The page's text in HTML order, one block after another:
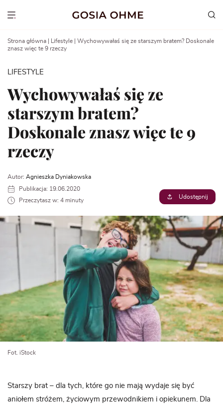
Show menu
Strona główna Lifestyle
Wychowywałaś się ze starszym bratem? Doskonale
znasz więc te 9 rzeczy
LIFESTYLE
Wychowywałaś się ze
starszym bratem?
Doskonale znasz więc te 9
rzeczy
Autor: Agnieszka Dyniakowska
Publikacja: 19.06.2020
Przeczytasz w: 4 minuty
Udostępnij
Fot. iStock
Starszy brat – dla tych, które go nie mają wydaje się być
aniołem stróżem, życiowym przewodnikiem i opiekunem. Dla